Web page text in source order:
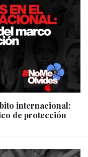
internacional:
de protección